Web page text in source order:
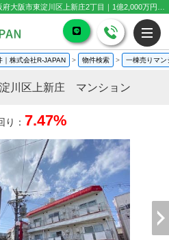
株式会社R-JAPAN > 物件検索 > 一棟売りマン
川区上新庄 マンション
り： 7.47%